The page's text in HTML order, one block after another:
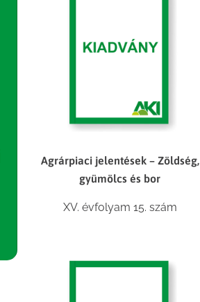
Agrárpiaci jelentések – Zöldség,
gyümölcs és bor
XV. évfolyam 15. szám